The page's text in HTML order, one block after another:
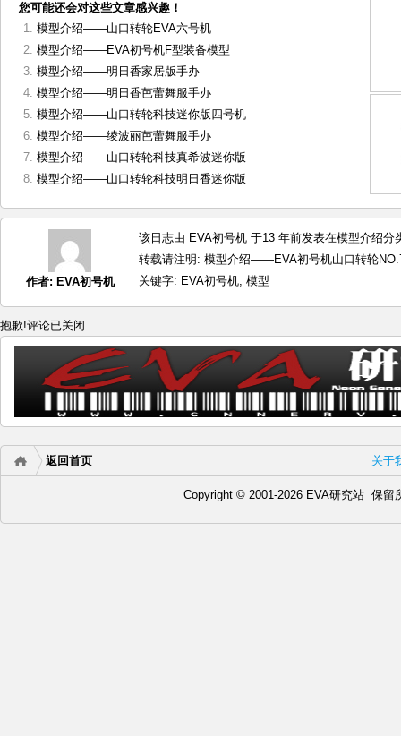
您可能还会对这些文章感兴趣！
模型介绍——山口转轮EVA六号机
模型介绍——EVA初号机F型装备模型
模型介绍——明日香家居版手办
模型介绍——明日香芭蕾舞服手办
模型介绍——山口转轮科技迷你版四号机
模型介绍——绫波丽芭蕾舞服手办
模型介绍——山口转轮科技真希波迷你版
模型介绍——山口转轮科技明日香迷你版
作者: EVA初号机
该日志由 EVA初号机 于13 年前发表在模型介绍分
转载请注明: 模型介绍——EVA初号机山口转轮
关键字: EVA初号机, 模型
抱歉!评论已关闭.
关于
返回首页
Copyright © 2001-2026 EVA研究站 保